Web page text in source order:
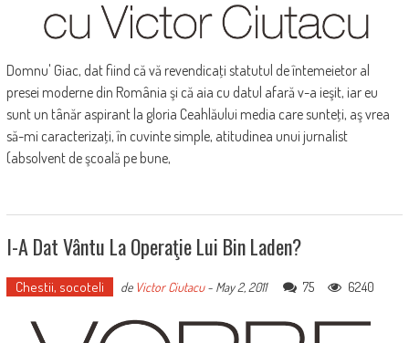
Domnu' Giac, dat fiind că vă revendicaţi statutul de întemeietor al
presei moderne din România şi că aia cu datul afară v-a ieşit, iar eu
sunt un tânăr aspirant la gloria Ceahlăului media care sunteţi, aş vrea
să-mi caracterizaţi, în cuvinte simple, atitudinea unui jurnalist
(absolvent de şcoală pe bune,
I-A Dat Vântu La Operaţie Lui Bin Laden?
Chestii, socoteli de Victor Ciutacu- May 2, 2011 75 6240